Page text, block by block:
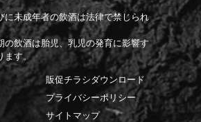
に未成年者の飲酒は法律で禁じられ
の飲酒は胎児、乳児の発育に影響す
ます。
販促チラシダウンロード
プライバシーポリシー
サイトマップ